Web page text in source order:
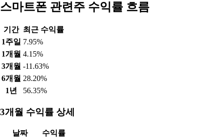
스마트폰 관련주 수익률 흐름
기간 최근 수익률
1주일 7.95%
1개월 4.15%
3개월 -11.63%
6개월 28.20%
1년
56.35%
3개월 수익률 상세
날짜
수익률